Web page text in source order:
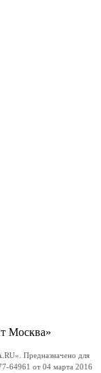
Москва»
Предназначено для
64961 от 04 марта 2016